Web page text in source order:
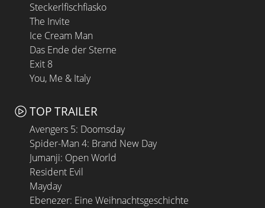
Steckerlfischfiasko
The Invite
Ice Cream Man
Das Ende der Sterne
Exit 8
You, Me & Italy
TOP TRAILER
Avengers 5: Doomsday
Spider-Man 4: Brand New Day
Jumanji: Open World
Resident Evil
Mayday
Ebenezer: Eine Weihnachtsgeschichte